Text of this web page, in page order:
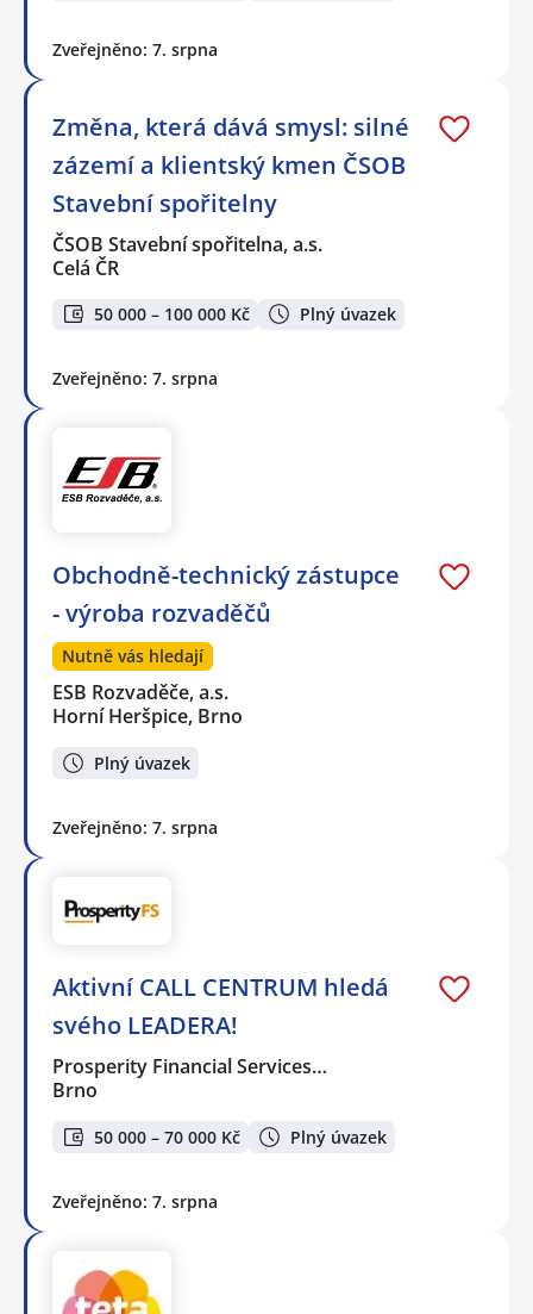
Zveřejněno: 7. srpna
Změna, která dává smysl: silné
zázemí a klientský kmen ČSOB
Stavební spořitelny
ČSOB Stavební spořitelna, a.s.
Celá ČR
50 000 – 100 000 Kč Plný úvazek
Zveřejněno: 7. srpna
Obchodně-technický zástupce
- výroba rozvaděčů
Nutně vás hledají
ESB Rozvaděče, a.s.
Horní Heršpice, Brno
Plný úvazek
Zveřejněno: 7. srpna
Aktivní CALL CENTRUM hledá
svého LEADERA!
Prosperity Financial Services…
Brno
50 000 – 70 000 Kč Plný úvazek
Zveřejněno: 7. srpna